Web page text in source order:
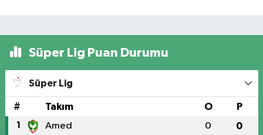
Süper Lig Puan Durumu
Süper Lig
# Takım O P
1 Amed 0 0